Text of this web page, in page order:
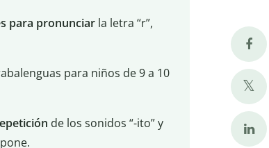
para pronunciarla letra “r”,
para niños de 9 a 10
de los sonidos “-ito” y